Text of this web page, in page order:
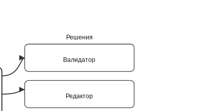
Решения
Валидатор
Редактор